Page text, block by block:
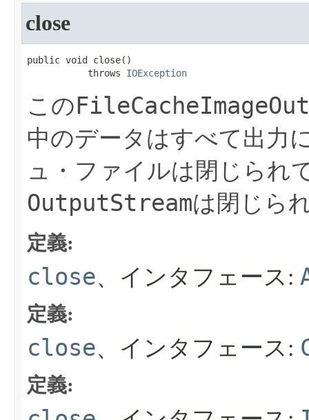
close
public void close​()
           throws
IOException
この
中のデータはすべて出力
ュ・ファイルは閉じられ
OutputStreamは閉じら
定義:
close、インタフェース:
定義:
close、インタフェース:
定義: